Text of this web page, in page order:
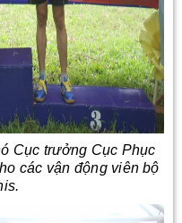
Cục trưởng Cục Phục
các vận động viên bộ